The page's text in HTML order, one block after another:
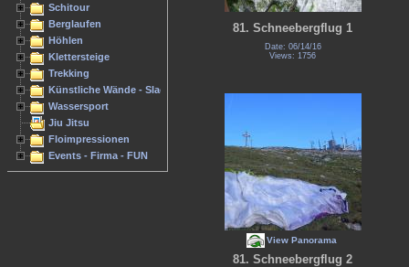
Schitour
Berglaufen
Höhlen
Klettersteige
Trekking
Künstliche Wände - Slacken
Wassersport
Jiu Jitsu
Floimpressionen
Events - Firma - FUN
81. Schneebergflug 1
Date: 06/14/16
Views: 1756
View Panorama
81. Schneebergflug 2